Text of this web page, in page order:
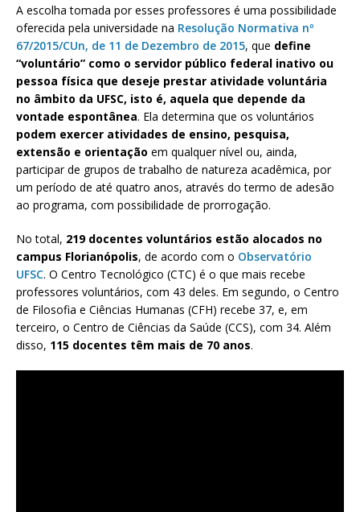
A escolha tomada por esses professores é uma possibilidade
oferecida pela universidade na Resolução Normativa nº
67/2015/CUn, de 11 de Dezembro de 2015, que define
“voluntário” como o servidor público federal inativo ou
pessoa física que deseje prestar atividade voluntária
no âmbito da UFSC, isto é, aquela que depende da
vontade espontânea. Ela determina que os voluntários
podem exercer atividades de ensino, pesquisa,
extensão e orientação em qualquer nível ou, ainda,
participar de grupos de trabalho de natureza acadêmica, por
um período de até quatro anos, através do termo de adesão
ao programa, com possibilidade de prorrogação.
No total, 219 docentes voluntários estão alocados no
campus Florianópolis, de acordo com o Observatório
UFSC. O Centro Tecnológico (CTC) é o que mais recebe
professores voluntários, com 43 deles. Em segundo, o Centro
de Filosofia e Ciências Humanas (CFH) recebe 37, e, em
terceiro, o Centro de Ciências da Saúde (CCS), com 34. Além
disso, 115 docentes têm mais de 70 anos.